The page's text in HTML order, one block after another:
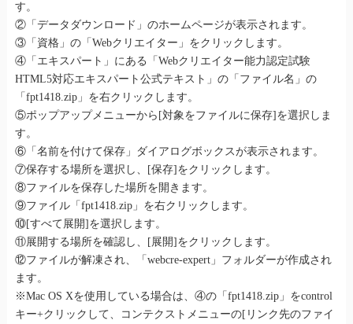
す。
②「データダウンロード」のホームページが表示されます。
③「資格」の「Webクリエイター」をクリックします。
④「エキスパート」にある「Webクリエイター能力認定試験
HTML5対応エキスパート公式テキスト」の「ファイル名」の
「fpt1418.zip」を右クリックします。
⑤ポップアップメニューから[対象をファイルに保存]を選択しま
す。
⑥「名前を付けて保存」ダイアログボックスが表示されます。
⑦保存する場所を選択し、[保存]をクリックします。
⑧ファイルを保存した場所を開きます。
⑨ファイル「fpt1418.zip」を右クリックします。
⑩[すべて展開]を選択します。
⑪展開する場所を確認し、[展開]をクリックします。
⑫ファイルが解凍され、「webcre-expert」フォルダーが作成され
ます。
※Mac OS Xを使用している場合は、④の「fpt1418.zip」をcontrol
キー+クリックして、コンテクストメニューの[リンク先のファイ